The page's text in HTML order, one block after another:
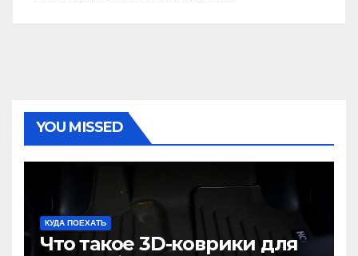
YOU MISSED
КУДА ПОЕХАТЬ
Что такое 3D-коврики для